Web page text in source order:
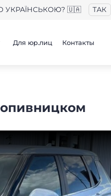
УКРАЇНСЬКОЮ? 🇺🇦 ТАК
Для юр.лиц Контакты